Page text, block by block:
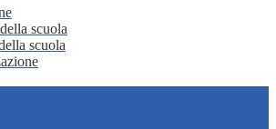
scuola
scuola